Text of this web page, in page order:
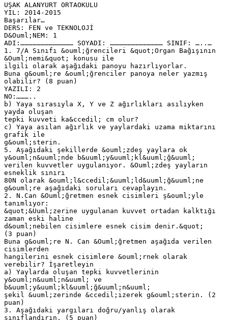
UŞAK ALANYURT ORTAOKULU
YIL: 2014-2015
Başarılar…
DERS: FEN ve TEKNOLOJİ
D&Ouml;NEM: 1
ADI:………………………………… SOYADI: ………………………………… SINIF: …..…
1. 7/A Sınıfı &ouml;ğrencileri &quot;Organ Bağışının
&Ouml;nemi&quot; konusu ile
ilgili olarak aşağıdaki panoyu hazırlıyorlar.
Buna g&ouml;re &ouml;ğrenciler panoya neler yazmış
olabilir? (8 puan)
YAZILI: 2
NO:………..
b) Yaya sırasıyla X, Y ve Z ağırlıkları asılıyken
yayda oluşan
tepki kuvveti ka&ccedil; cm olur?
c) Yaya asılan ağırlık ve yaylardaki uzama miktarını
grafik ile
g&ouml;sterin.
5. Aşağıdaki şekillerde &ouml;zdeş yaylara ok
y&ouml;n&uuml;nde b&uuml;y&uuml;kl&uuml;ğ&uuml;
verilen kuvvetler uygulanıyor. &Ouml;zdeş yayların
esneklik sınırı
80N olarak &ouml;l&ccedil;&uuml;ld&uuml;ğ&uuml;ne
g&ouml;re aşağıdaki soruları cevaplayın.
2. N.Can &Ouml;ğretmen esnek cisimleri ş&ouml;yle
tanımlıyor:
&quot;&Uuml;zerine uygulanan kuvvet ortadan kalktığı
zaman eski haline
d&ouml;nebilen cisimlere esnek cisim denir.&quot;
(3 puan)
Buna g&ouml;re N. Can &Ouml;ğretmen aşağıda verilen
cisimlerden
hangilerini esnek cisimlere &ouml;rnek olarak
verebilir? İşaretleyin
a) Yaylarda oluşan tepki kuvvetlerinin
y&ouml;n&uuml;n&uuml; ve
b&uuml;y&uuml;kl&uuml;ğ&uuml;n&uuml;
şekil &uuml;zerinde &ccedil;izerek g&ouml;sterin. (2
puan)
3. Aşağıdaki yargıları doğru/yanlış olarak
sınıflandırın. (5 puan)